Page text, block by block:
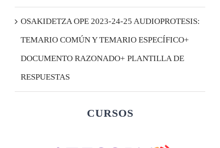
OSAKIDETZA OPE 2023-24-25 AUDIOPROTESIS:
TEMARIO COMÚN Y TEMARIO ESPECÍFICO+
DOCUMENTO RAZONADO+ PLANTILLA DE
RESPUESTAS
CURSOS